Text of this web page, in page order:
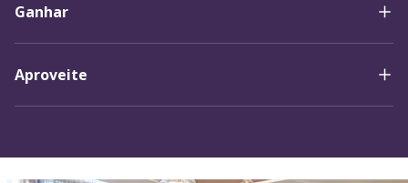
Ganhar
Aproveite